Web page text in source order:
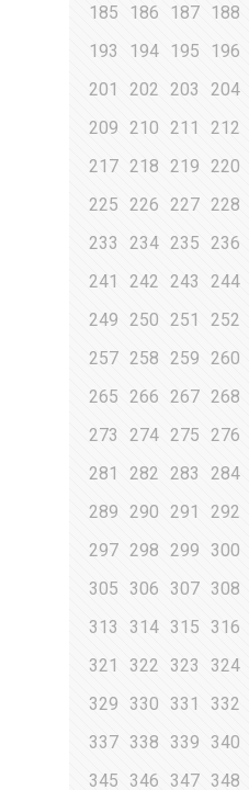
185
186 187 188
193
194 195 196
201
202 203 204
209 210 211 212
217 218 219 220
225 226 227 228
233
234 235 236
241
242 243 244
249 250 251 252
257 258 259 260
265 266 267 268
273
274 275 276
281
282 283 284
289 290 291 292
297 298 299 300
305
306 307 308
313
314 315 316
321
322 323 324
329
330 331 332
337 338 339 340
345
346 347 348